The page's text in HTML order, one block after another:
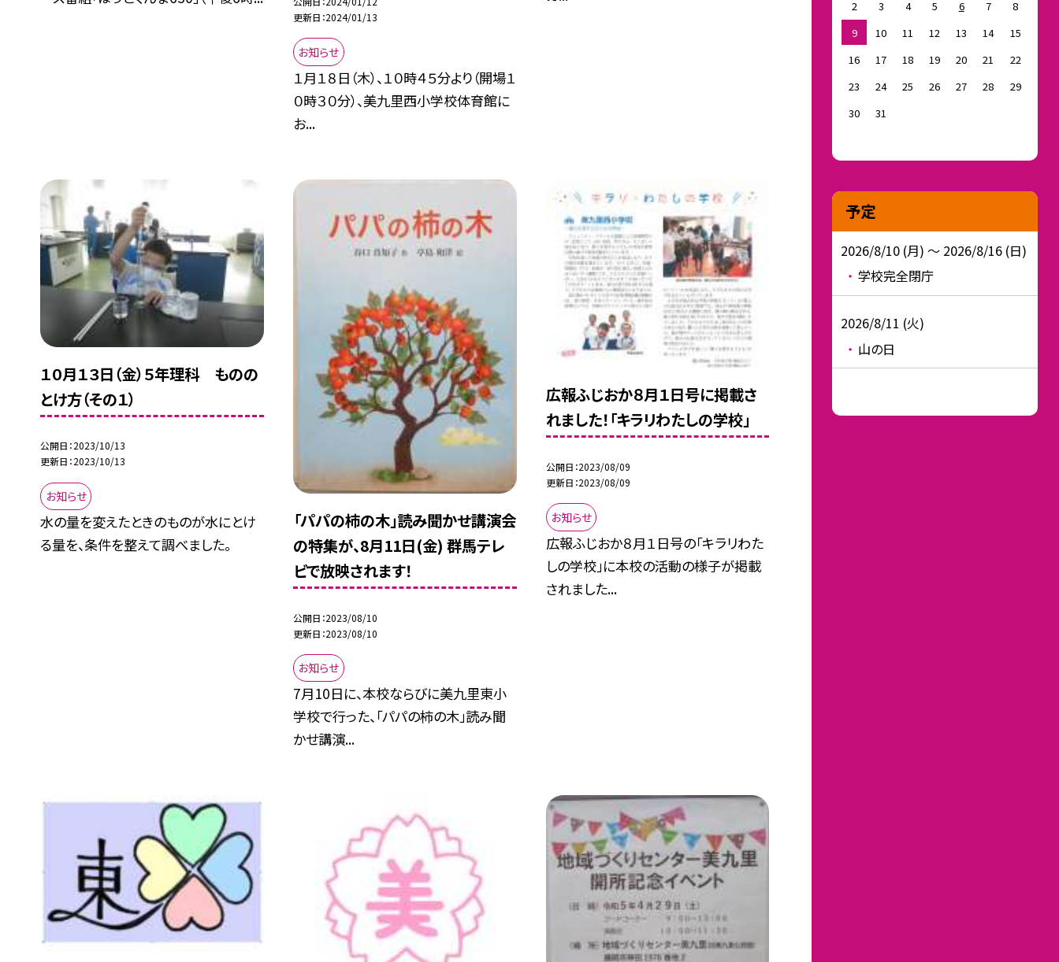
更新日 2024/01/13
お知らせ
１月１８日（木）、１０時４５分より（開場１
０時３０分）、美九里西小学校体育館に
お...
１０月１３日（金）５年理科 ものの
とけ方（その１）
公開日 2023/10/13
更新日 2023/10/13
お知らせ
水の量を変えたときのものが水にとけ
る量を、条件を整えて調べました。
「パパの柿の木」読み聞かせ講演会
の特集が、8月11日(金) 群馬テレ
ビで放映されます！
公開日 2023/08/10
更新日 2023/08/10
お知らせ
7月10日に、本校ならびに美九里東小
学校で行った、「パパの柿の木」読み聞
かせ講演...
広報ふじおか８月１日号に掲載さ
れました！「キラリわたしの学校」
公開日 2023/08/09
更新日 2023/08/09
お知らせ
広報ふじおか８月１日号の「キラリわた
しの学校」に本校の活動の様子が掲載
されました...
2
3 4 5 6 7
8
9
10 11 12 13 14
15
16
17 18 19 20 21
22
23
24 25 26 27 28
29
30
31
予定
2026/8/10 (月) ～ 2026/8/16 (日)
学校完全閉庁
2026/8/11 (火)
山の日